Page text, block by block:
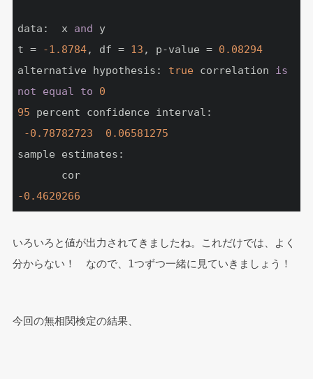
data:  x and y
t = -1.8784, df = 13 , p-value = 0.08294
alternative hypothesis: true correlation is
not
equal to
0
95 percent confidence interval:
-0.78782723
0.06581275
sample estimates:
-0.4620266
いろいろと値が出力されてきましたね。これだけでは、よく
分からない！　なので、1つずつ一緒に見ていきましょう！
今回の無相関検定の結果、